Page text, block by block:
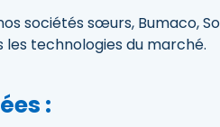
sociétés sœurs, Bumaco,
les technologies du marché.
: